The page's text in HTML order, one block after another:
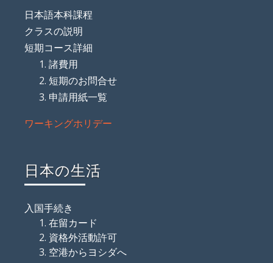
日本語本科課程
クラスの説明
短期コース詳細
諸費用
短期のお問合せ
申請用紙一覧
ワーキングホリデー
日本の生活
入国手続き
在留カード
資格外活動許可
空港からヨシダへ